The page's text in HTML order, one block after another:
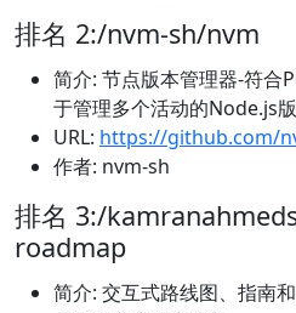
排名 2:/nvm-sh/nvm
简介: 节点版本管理器-符合
于管理多个活动的Node.js
URL: https://github.com/
作者: nvm-sh
排名 3:/
roadmap
简介: 交互式路线图、指南